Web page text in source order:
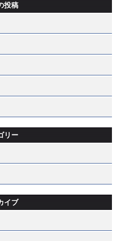
投稿
リー
イブ